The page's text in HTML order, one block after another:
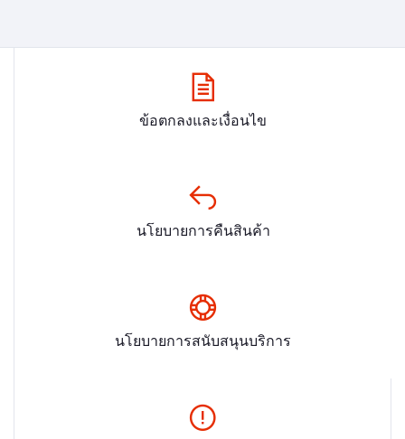
ข้อตกลงและเงื่อนไข
นโยบายการคืนสินค้า
นโยบายการสนับสนุนบริการ